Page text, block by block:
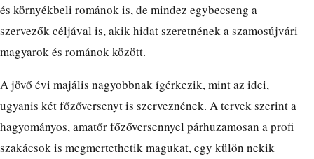
és környékbeli románok is, de mindez egybecseng a
szervezők céljával is, akik hidat szeretnének a szamosújvári
magyarok és románok között.
A jövő évi majális nagyobbnak ígérkezik, mint az idei,
ugyanis két főzőversenyt is szerveznének. A tervek szerint a
hagyományos, amatőr főzőversennyel párhuzamosan a profi
szakácsok is megmertethetik magukat, egy külön nekik